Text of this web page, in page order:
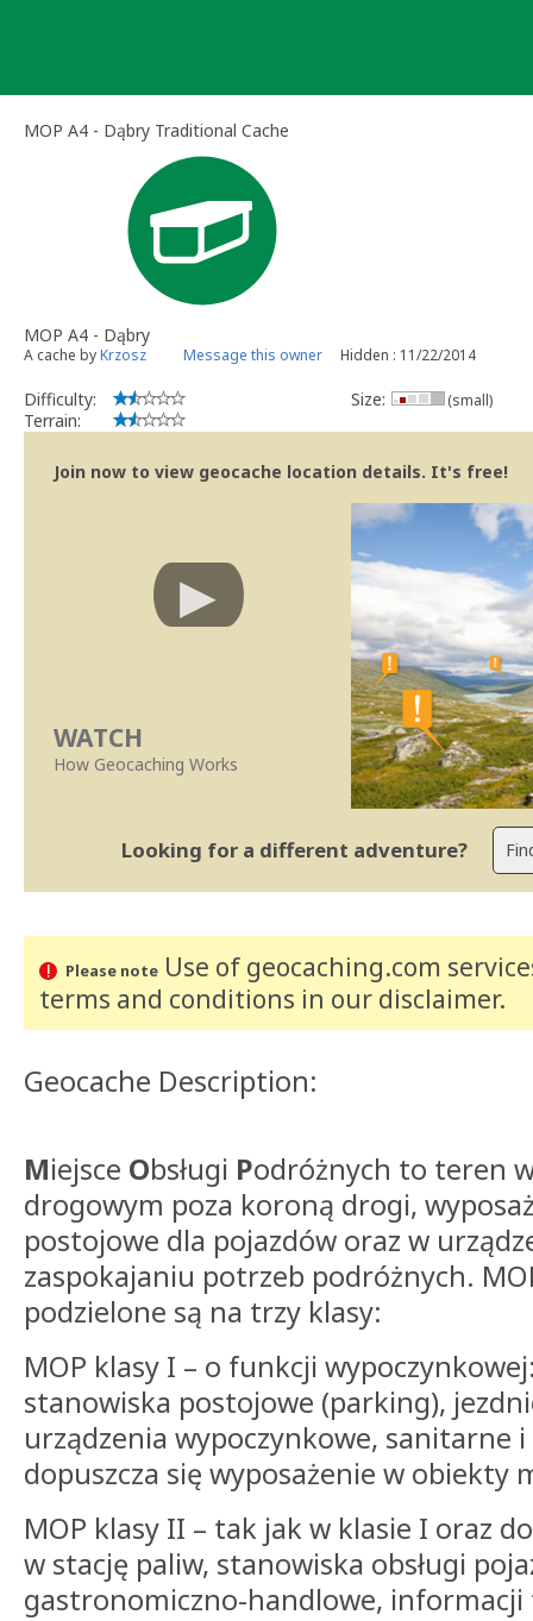
MOP A4 - Dąbry Traditional Cache
MOP A4 - Dąbry
A cache byKrzosz Message this owner Hidden : 11/22/2014
Difficulty:
Terrain:
Size: (small)
Join now to view geocache location details. It's free!
WATCH
How Geocaching Works
Looking for a different adventure?
Please noteUse of geocaching.com
terms and conditions in our disclaimer.
Geocache Description:
Miejsce Obsługi Podróżnych to teren
drogowym poza koroną drogi,
postojowe dla pojazdów oraz w
zaspokajaniu potrzeb podróżnych.
podzielone są na trzy klasy:
MOP klasy I – o funkcji
stanowiska postojowe (parking),
urządzenia wypoczynkowe, sanitarne
dopuszcza się wyposażenie w obiekty
MOP klasy II – tak jak w klasie I oraz
w stację paliw, stanowiska obsługi
gastronomiczno-handlowe,